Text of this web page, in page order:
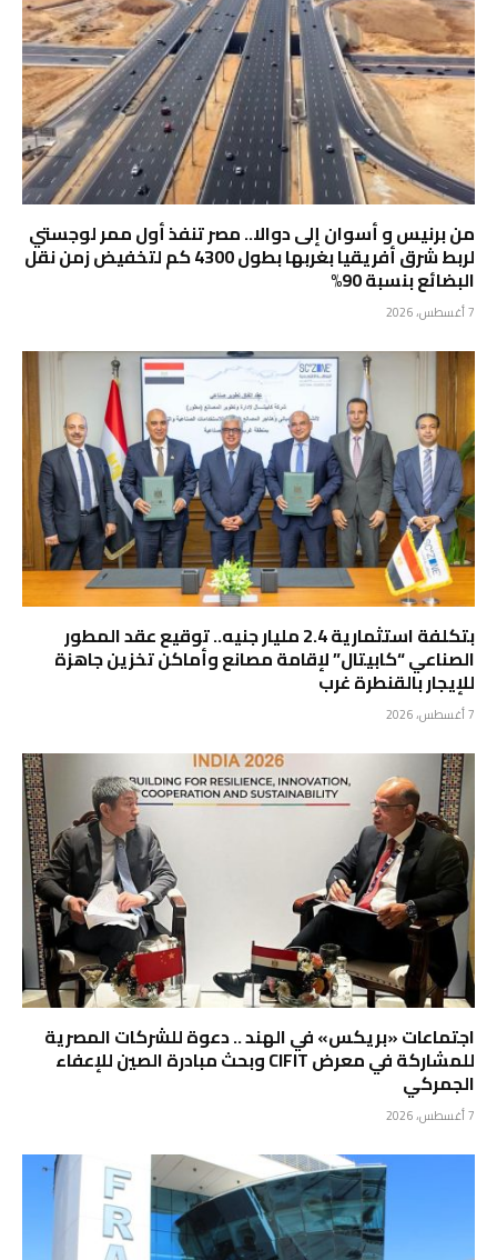
من برنيس و أسوان إلى دوالا.. مصر تنفذ أول ممر لوجستي
لربط شرق أفريقيا بغربها بطول 4300 كم لتخفيض زمن نقل
البضائع بنسبة 90%
7 أغسطس، 2026
بتكلفة استثمارية 2.4 مليار جنيه.. توقيع عقد المطور
الصناعي “كابيتال” لإقامة مصانع وأماكن تخزين جاهزة
للإيجار بالقنطرة غرب
7 أغسطس، 2026
اجتماعات «بريكس» في الهند .. دعوة للشركات المصرية
للمشاركة في معرض CIFIT وبحث مبادرة الصين للإعفاء
الجمركي
7 أغسطس، 2026